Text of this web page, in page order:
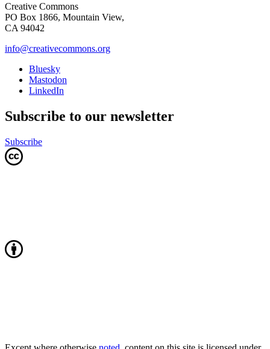
Creative Commons
PO Box 1866, Mountain View,
CA 94042
info@creativecommons.org
Bluesky
Mastodon
LinkedIn
Subscribe to our newsletter
Subscribe